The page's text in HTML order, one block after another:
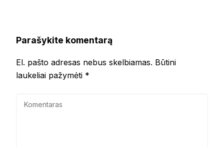
Parašykite komentarą
El. pašto adresas nebus skelbiamas. Būtini
laukeliai pažymėti *